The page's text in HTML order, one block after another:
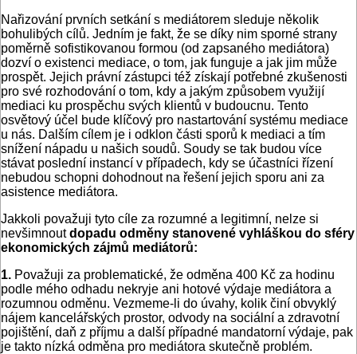
Nařizování prvních setkání s mediátorem sleduje několik
bohulibých cílů. Jedním je fakt, že se díky nim sporné strany
poměrně sofistikovanou formou (od zapsaného mediátora)
dozví o existenci mediace, o tom, jak funguje a jak jim může
prospět. Jejich právní zástupci též získají potřebné zkušenosti
pro své rozhodování o tom, kdy a jakým způsobem využijí
mediaci ku prospěchu svých klientů v budoucnu. Tento
osvětový účel bude klíčový pro nastartování systému mediace
u nás. Dalším cílem je i odklon části sporů k mediaci a tím
snížení nápadu u našich soudů. Soudy se tak budou více
stávat poslední instancí v případech, kdy se účastníci řízení
nebudou schopni dohodnout na řešení jejich sporu ani za
asistence mediátora.
Jakkoli považuji tyto cíle za rozumné a legitimní, nelze si
nevšimnoutdopadu odměny stanovené vyhláškou do sféry
ekonomických zájmů mediátorů:
1. Považuji za problematické, že odměna 400 Kč za hodinu
podle mého odhadu nekryje ani hotové výdaje mediátora a
rozumnou odměnu. Vezmeme-li do úvahy, kolik činí obvyklý
nájem kancelářských prostor, odvody na sociální a zdravotní
pojištění, daň z příjmu a další případné mandatorní výdaje, pak
je takto nízká odměna pro mediátora skutečně problém.